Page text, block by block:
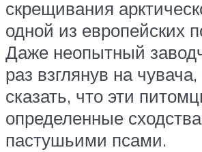
скрещивания
одной из европейских
Даже неопытный
раз взглянув на
сказать, что эти
определенные
пастушьими псами.